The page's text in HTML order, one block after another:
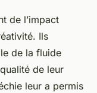
de l’impact
Ils
de la fluide
de leur
leur a permis